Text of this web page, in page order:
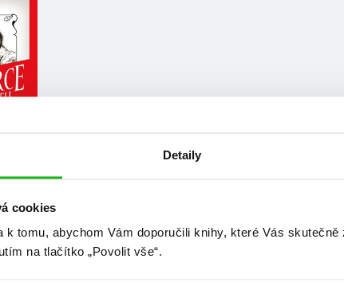
Detaily
cookies
k tomu, abychom Vám doporučili knihy, které Vás skutečně
na tlačítko „Povolit vše“.